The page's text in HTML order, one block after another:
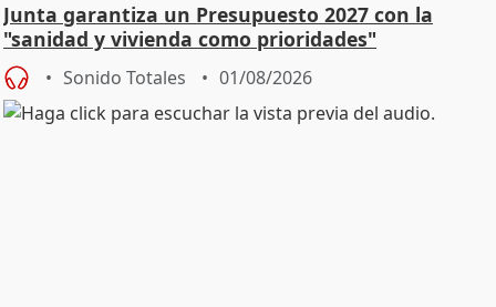
Junta garantiza un Presupuesto 2027 con la
"sanidad y vivienda como prioridades"
Sonido Totales 01/08/2026